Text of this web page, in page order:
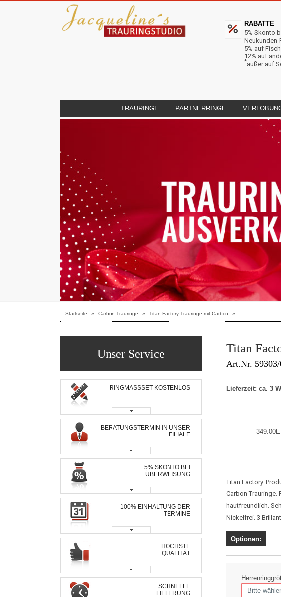
RABATTE
5% Skonto
Neukunden-
5% auf
12% auf
*außer auf
TRAURINGE PARTNERRINGE
Startseite » Carbon Trauringe » Titan Factory Trauringe mit Carbon »
Titan
Art.Nr.
Lieferzeit: ca. 3
Titan Factory.
Carbon Trauringe.
hautfreundlich.
Nickelfrei. 3
Optionen:
Unser Service
RINGMASSSET KOSTENLOS
BERATUNGSTERMIN IN UNSER
FILIALE
5% SKONTO BEI
ÜBERWEISUNG
100% EINHALTUNG DER
TERMINE
HÖCHSTE
QUALITÄT
SCHNELLE
LIEFERUNG